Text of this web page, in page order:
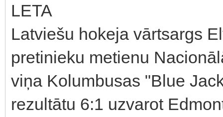
LETA
Latviešu hokeja vārtsargs
pretinieku metienu
viņa Kolumbusas "Blue
rezultātu 6:1 uzvarot